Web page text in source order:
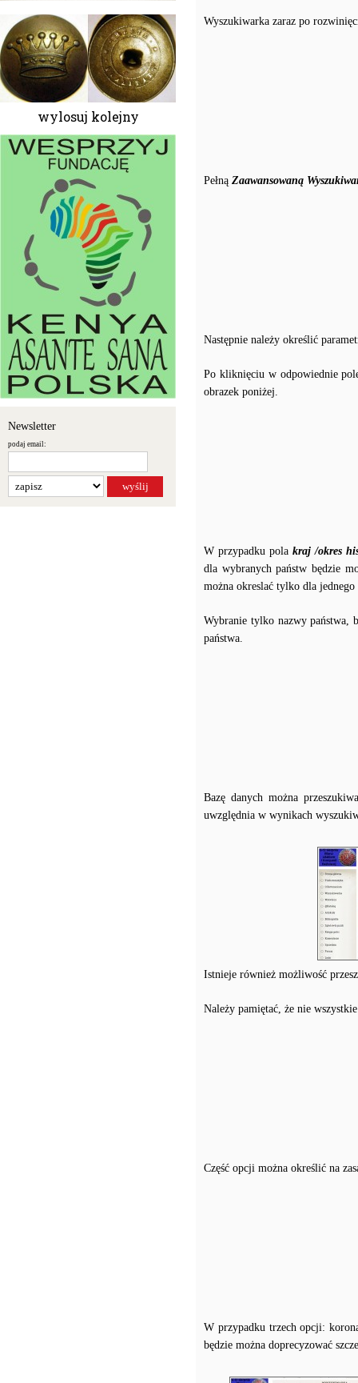
wylosuj kolejny
Newsletter
podaj email:
Wyszukiwarka zaraz po
Pełną Zaawansowaną
Następnie należy określić
Po kliknięciu w odpowiednie
obrazek poniżej.
W przypadku polakraj /okres
dla wybranych państw będzie
można okreslać tylko dla
Wybranie tylko nazwy państwa,
państwa.
Bazę danych można
uwzględnia w wynikach
Istnieje również możliwość
Należy pamiętać, że nie
Część opcji można określić na
W przypadku trzech opcji:
będzie można doprecyzować